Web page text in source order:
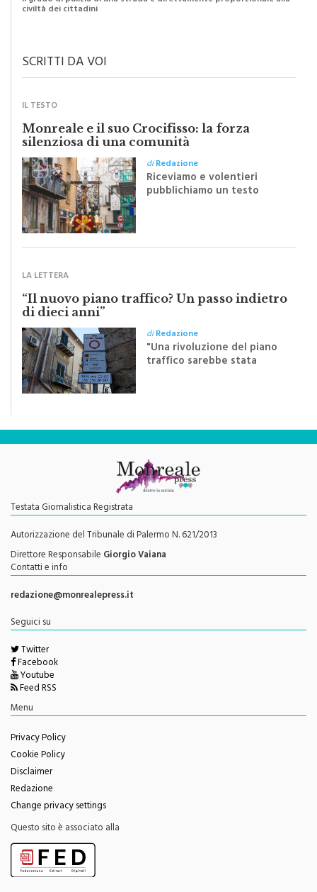
Monreale e il suo Crocifisso: la forza
silenziosa di una comunità
diRedazione
Riceviamo e volentieri
pubblichiamo un testo
inviato dalla scrittrice
monrealese Mariella
“Il nuovo piano traffico? Un passo indietro
di dieci anni”
"Una rivoluzione del piano
traffico sarebbe stata
efficace se preceduta da
una rivoluzione culturale"
Testata Giornalistica Registrata
Autorizzazione del Tribunale di Palermo N. 621/2013
Direttore ResponsabileGiorgio Vaiana
Contatti e info
redazione@monrealepress.it
Twitter
Facebook
Youtube
Feed RSS
Menu
Privacy Policy
Cookie Policy
Disclaimer
Redazione
Change privacy settings
Questo sito è associato alla